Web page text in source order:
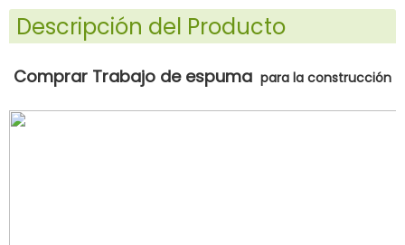
Descripción del Producto
Comprar Trabajo de espuma para la construcción